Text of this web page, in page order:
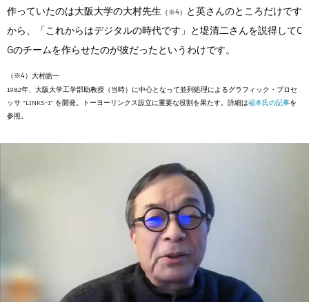
作っていたのは大阪大学の大村先生
と英さんのところだけです
から、「これからはデジタルの時代です」と堤清二さんを説得してC
Gのチームを作らせたのが彼だったというわけです。
大村皓一
1982年、大阪大学工学部助教授（当時）に中心となって並列処理によるグラフィック・プロセ
ッサ "LINKS-1" を開発。トーヨーリンクス設立に重要な役割を果たす。詳細は福本氏の記事を
参照。